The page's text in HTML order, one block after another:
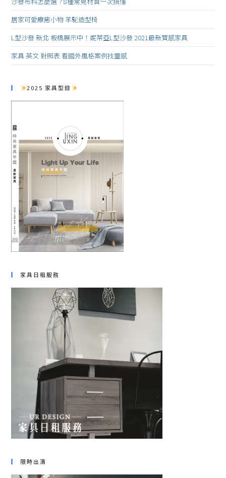
居家可愛療癒小物 羊駝造型椅
L型沙發 新北 板橋展示中！妮蒂亞L型沙發 2021最新質感家具
家具 英文 對照表 看國外風格案例找靈感
2025 家具型錄
家具日租服務
限時出清